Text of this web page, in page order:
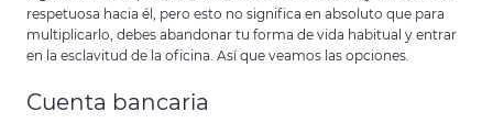
respetuosa hacia él, pero esto no significa en absoluto que para
multiplicarlo, debes abandonar tu forma de vida habitual y entrar
en la esclavitud de la oficina. Así que veamos las opciones.
Cuenta bancaria